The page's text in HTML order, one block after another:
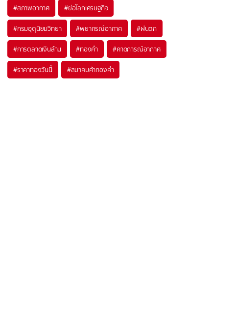
#สภาพอากาศ #ย่อโลกเศรษฐกิจ
#กรมอุตุนิยมวิทยา #พยากรณ์อากาศ #ฝนตก
#การตลาดเงินล้าน #ทองคำ #คาดการณ์อากาศ
#ราคาทองวันนี้ #สมาคมค้าทองคำ